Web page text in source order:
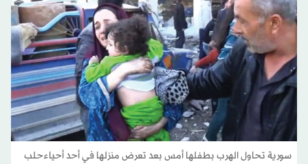
سورية تحاول الهرب بطفلها أمس بعد تعرض منزلها في أحد أحياءحلب